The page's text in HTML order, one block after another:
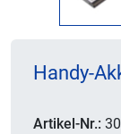
Handy-
Artikel-Nr.: